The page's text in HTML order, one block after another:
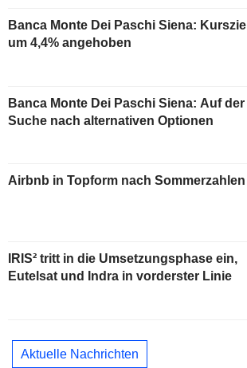
Banca Monte Dei Paschi Siena: Kursziel
um 4,4% angehoben
Banca Monte Dei Paschi Siena: Auf der
Suche nach alternativen Optionen
Airbnb in Topform nach Sommerzahlen
IRIS² tritt in die Umsetzungsphase ein,
Eutelsat und Indra in vorderster Linie
Aktuelle Nachrichten